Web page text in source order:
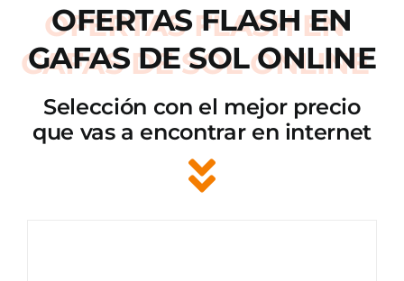
OFERTAS FLASH EN
GAFAS DE SOL ONLINE
Selección con el mejor precio
que vas a encontrar en internet